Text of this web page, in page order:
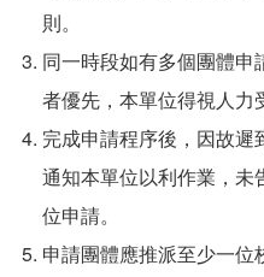
則。
同一時段如有多個團體
者優先，本單位得視人力
完成申請程序後，因故
通知本單位以利作業，未
位申請。
申請團體應推派至少一